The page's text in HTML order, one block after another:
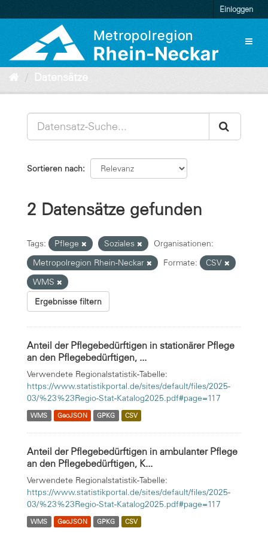
zum
Einloggen
Datensätze
Sortieren nach
2 Datensätze gefunden
Tags: Pflege Soziales
Organisationen:
Metropolregion Rhein-Neckar
Formate:
CSV
WMS
Ergebnisse filtern
Anteil der Pflegebedürftigen in stationärer Pflege
an den Pflegebedürftigen, ...
Verwendete Regionalstatistik-Tabelle:
https://www.statistikportal.de/sites/default/files/2025-
03/%23%23Regio-Stat-Katalog2025.pdf#page=117
WMS GeoJSON GPKG CSV
Anteil der Pflegebedürftigen in ambulanter Pflege
an den Pflegebedürftigen, K...
Verwendete Regionalstatistik-Tabelle:
https://www.statistikportal.de/sites/default/files/2025-
03/%23%23Regio-Stat-Katalog2025.pdf#page=117
WMS GeoJSON GPKG CSV